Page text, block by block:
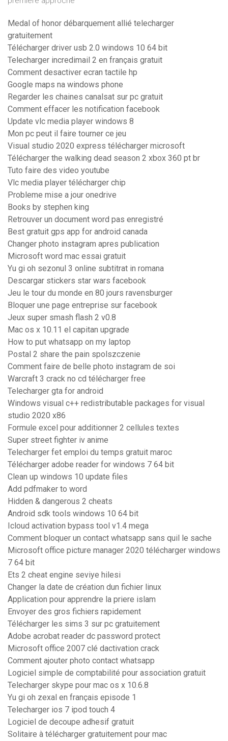
Medal of honor débarquement allié telecharger
gratuitement
Télécharger driver usb 2.0 windows 10 64 bit
Telecharger incredimail 2 en français gratuit
Comment desactiver ecran tactile hp
Google maps na windows phone
Regarder les chaines canalsat sur pc gratuit
Comment effacer les notification facebook
Update vlc media player windows 8
Mon pc peut il faire tourner ce jeu
Visual studio 2020 express télécharger microsoft
Télécharger the walking dead season 2 xbox 360 pt br
Tuto faire des video youtube
Vlc media player télécharger chip
Probleme mise a jour onedrive
Books by stephen king
Retrouver un document word pas enregistré
Best gratuit gps app for android canada
Changer photo instagram apres publication
Microsoft word mac essai gratuit
Yu gi oh sezonul 3 online subtitrat in romana
Descargar stickers star wars facebook
Jeu le tour du monde en 80 jours ravensburger
Bloquer une page entreprise sur facebook
Jeux super smash flash 2 v0.8
Mac os x 10.11 el capitan upgrade
How to put whatsapp on my laptop
Postal 2 share the pain spolszczenie
Comment faire de belle photo instagram de soi
Warcraft 3 crack no cd télécharger free
Telecharger gta for android
Windows visual c++ redistributable packages for visual
studio 2020 x86
Formule excel pour additionner 2 cellules textes
Super street fighter iv anime
Telecharger fet emploi du temps gratuit maroc
Télécharger adobe reader for windows 7 64 bit
Clean up windows 10 update files
Add pdfmaker to word
Hidden & dangerous 2 cheats
Android sdk tools windows 10 64 bit
Icloud activation bypass tool v1.4 mega
Comment bloquer un contact whatsapp sans quil le sache
Microsoft office picture manager 2020 télécharger windows
7 64 bit
Ets 2 cheat engine seviye hilesi
Changer la date de création dun fichier linux
Application pour apprendre la priere islam
Envoyer des gros fichiers rapidement
Télécharger les sims 3 sur pc gratuitement
Adobe acrobat reader dc password protect
Microsoft office 2007 clé dactivation crack
Comment ajouter photo contact whatsapp
Logiciel simple de comptabilité pour association gratuit
Telecharger skype pour mac os x 10.6.8
Yu gi oh zexal en français episode 1
Telecharger ios 7 ipod touch 4
Logiciel de decoupe adhesif gratuit
Solitaire à télécharger gratuitement pour mac